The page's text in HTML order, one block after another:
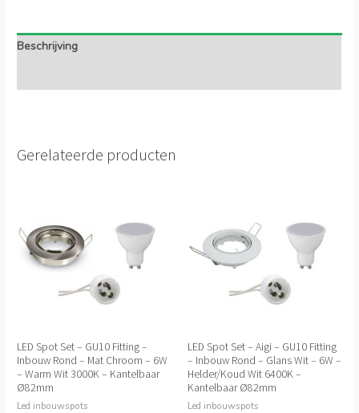
Beschrijving
Gerelateerde producten
LED Spot Set – GU10 Fitting –
Inbouw Rond – Mat Chroom – 6W
– Warm Wit 3000K – Kantelbaar
Ø82mm
Led inbouwspots
LED Spot Set – Aigi – GU10 Fitting
– Inbouw Rond – Glans Wit – 6W –
Helder/Koud Wit 6400K –
Kantelbaar Ø82mm
Led inbouwspots